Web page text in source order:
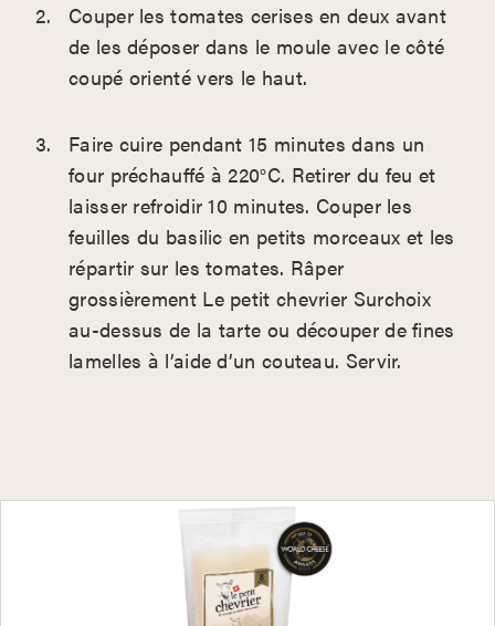
Couper les tomates cerises en deux avant
de les déposer dans le moule avec le côté
coupé orienté vers le haut.
Faire cuire pendant 15 minutes dans un
four préchauffé à 220°C. Retirer du feu et
laisser refroidir 10 minutes. Couper les
feuilles du basilic en petits morceaux et les
répartir sur les tomates. Râper
grossièrement Le petit chevrier Surchoix
au-dessus de la tarte ou découper de fines
lamelles à l’aide d’un couteau. Servir.